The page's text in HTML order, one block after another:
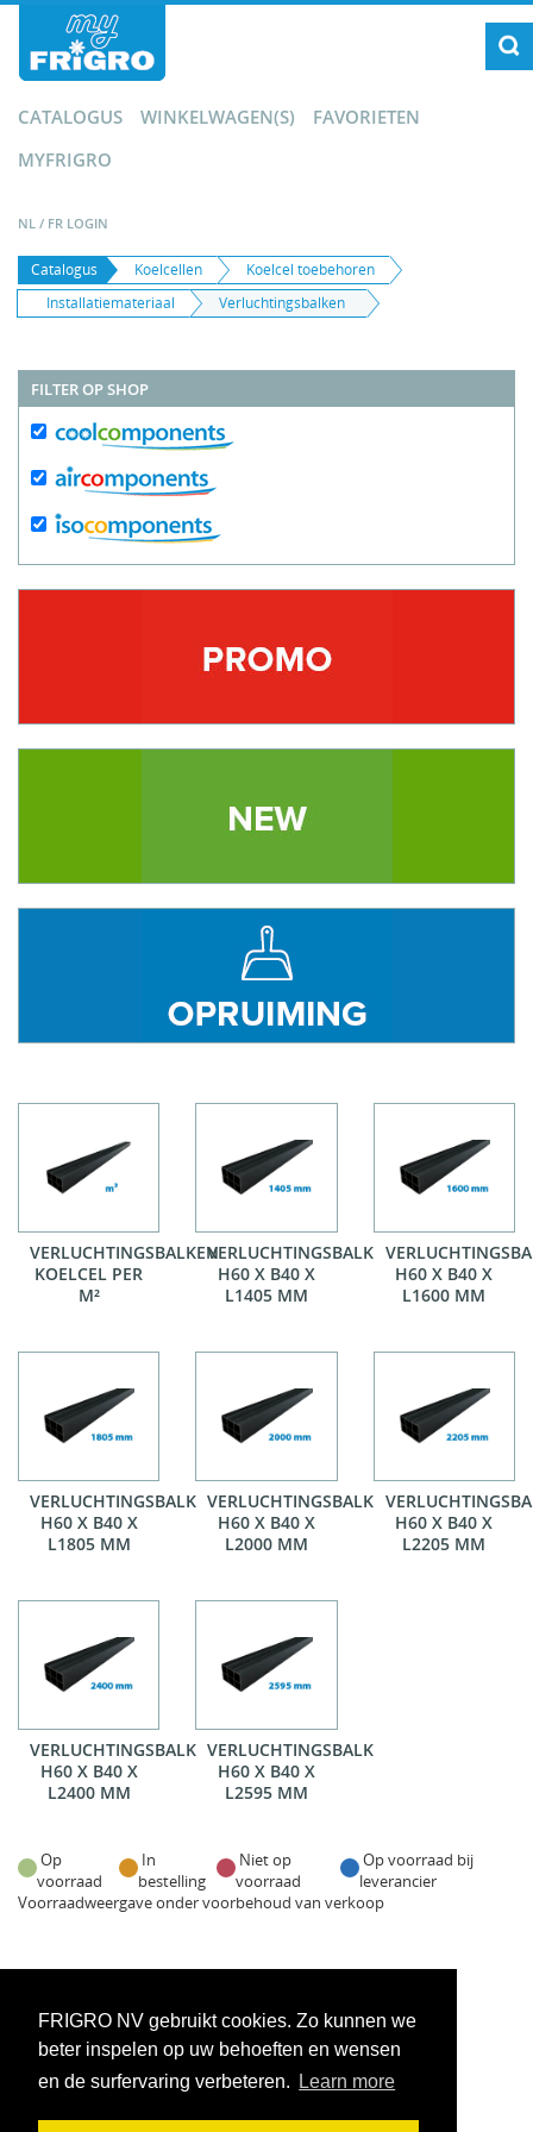
FRIGRO NV gebruikt cookies. Zo kunnen we
beter inspelen op uw behoeften en wensen
en de surfervaring verbeteren.
Learn more
CATALOGUS WINKELWAGEN(S)
FAVORIETEN
MYFRIGRO
NL / FR LOGIN
Catalogus Koelcellen
Koelcel toebehoren
Installatiemateriaal
Verluchtingsbalken
FILTER OP SHOP
VERLUCHTINGSBALKEN
KOELCEL PER
M²
VERLUCHTINGSBALK
H60 X B40 X
L1405 MM
H60 X B40 X
L1600 MM
VERLUCHTINGSBALK
H60 X B40 X
L1805 MM
VERLUCHTINGSBALK
H60 X B40 X
L2000 MM
H60 X B40 X
L2205 MM
VERLUCHTINGSBALK
H60 X B40 X
L2400 MM
VERLUCHTINGSBALK
H60 X B40 X
L2595 MM
Op
voorraad
In
bestelling
Niet op
voorraad
Op voorraad bij
leverancier
Voorraadweergave onder voorbehoud van verkoop